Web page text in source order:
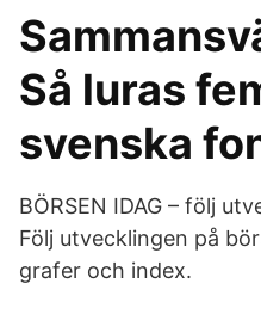
Så luras
svenska
BÖRSEN IDAG – följ
Följ utvecklingen på
grafer och index.